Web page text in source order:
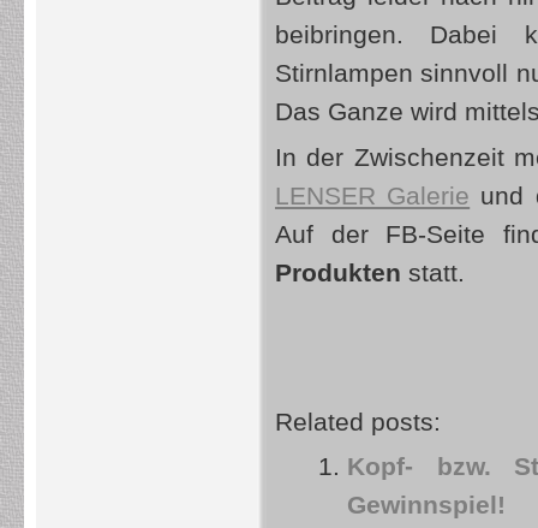
beibringen. Dabei
Stirnlampen sinnvoll
Das Ganze wird
In der Zwischenzeit
LENSER Galerie und
Auf der FB-Seite
Produkten statt.
Related posts:
Kopf- bzw.
Gewinnspiel!